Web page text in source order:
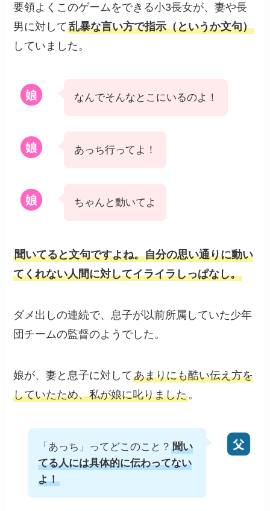
要領よくこのゲームをできる小3長女が、妻や長
男に対して乱暴な言い方で指示（というか文句）
していました。
なんでそんなとこにいるのよ！
あっち行ってよ！
ちゃんと動いてよ
聞いてると文句ですよね。自分の思い通りに動い
てくれない人間に対してイライラしっぱなし。
ダメ出しの連続で、息子が以前所属していた少年
団チームの監督のようでした。
娘が、妻と息子に対してあまりにも酷い伝え方を
していたため、私が娘に叱りました。
「あっち」ってどこのこと？聞い
てる人には具体的に伝わってない
よ！